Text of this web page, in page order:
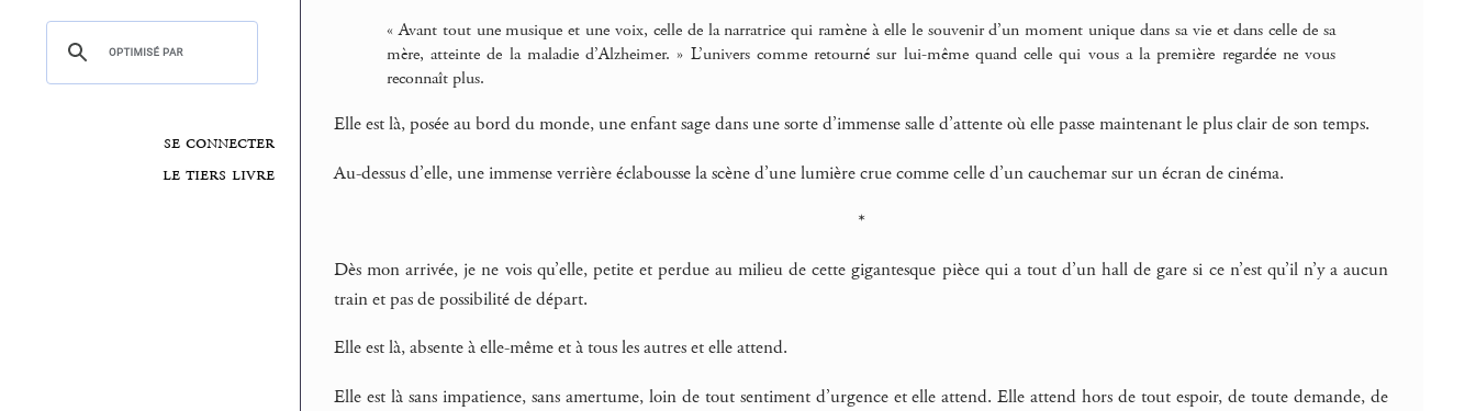
se connecter
le tiers livre
« Avant tout une musique et une voix, celle de la narratrice qui ramène à elle le souvenir d’un moment unique dans sa vie et dans celle de sa
mère, atteinte de la maladie d’Alzheimer. » L’univers comme retourné sur lui-même quand celle qui vous a la première regardée ne vous
reconnaît plus.
Elle est là, posée au bord du monde, une enfant sage dans une sorte d’immense salle d’attente où elle passe maintenant le plus clair de son temps.
Au-dessus d’elle, une immense verrière éclabousse la scène d’une lumière crue comme celle d’un cauchemar sur un écran de cinéma.
*
Dès mon arrivée, je ne vois qu’elle, petite et perdue au milieu de cette gigantesque pièce qui a tout d’un hall de gare si ce n’est qu’il n’y a aucun
train et pas de possibilité de départ.
Elle est là, absente à elle-même et à tous les autres et elle attend.
Elle est là sans impatience, sans amertume, loin de tout sentiment d’urgence et elle attend. Elle attend hors de tout espoir, de toute demande, de